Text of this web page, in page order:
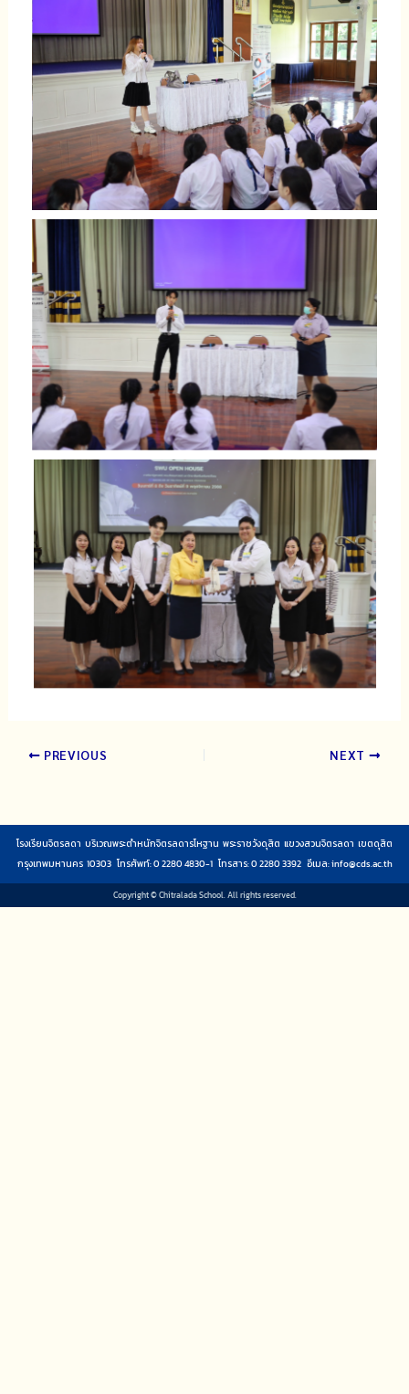
PREVIOUS NEXT
โรงเรียนจิตรลดา บริเวณพระตำหนักจิตรลดารโหฐาน พระราชวังดุสิต แขวงสวนจิตรลดา เขตดุสิต
กรุงเทพมหานคร 10303 โทรศัพท์: 0 2280 4830-1 โทรสาร: 0 2280 3392 อีเมล:info@cds.ac.th
Copyright © Chitralada School. All rights reserved.